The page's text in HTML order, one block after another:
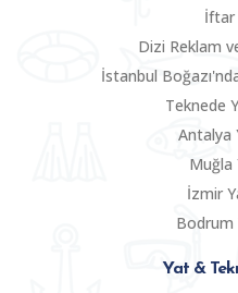
İftar
Dizi Reklam
İstanbul
Teknede
Antalya
Muğla
İzmir
Bodrum
Yat &